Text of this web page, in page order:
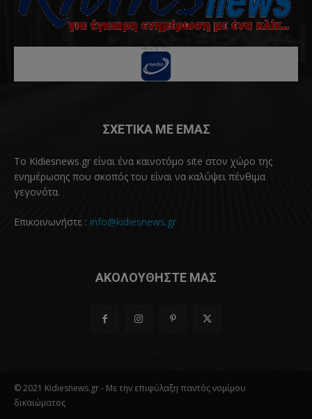
ΣΧΕΤΙΚΑ ΜΕ ΕΜΑΣ
Το Kidiesnews.gr είναι ένα καινοτόμο site στον χώρο της
ενημέρωσης που σκοπός του είναι να καλύψει πένθιμα
γεγονότα.
Επικοινωνήστε : info@kidiesnews.gr
ΑΚΟΛΟΥΘΗΣΤΕ ΜΑΣ
© 2021 Kidiesnews.gr - Με την επιφύλαξη παντός νομίμου
δικαιώματος